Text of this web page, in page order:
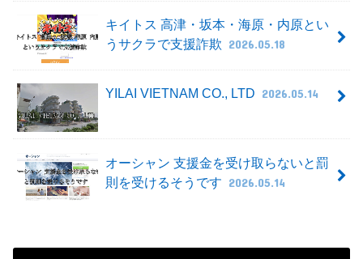
キイトス 高津・坂本・海原・内原とい
うサクラで支援詐欺 2026.05.18
YILAI VIETNAM CO., LTD 2026.05.14
オーシャン 支援金を受け取らないと罰
則を受けるそうです 2026.05.14